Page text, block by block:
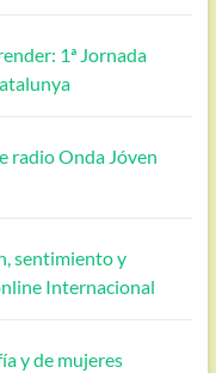
1ª Jornada
radio Onda Jóven
sentimiento y
Internacional
y de mujeres